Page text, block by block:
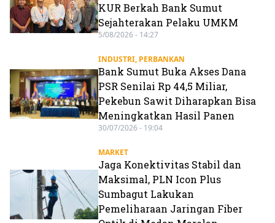
KUR Berkah Bank Sumut
Sejahterakan Pelaku UMKM
5/08/2026 - 14:27
INDUSTRI, PERBANKAN
Bank Sumut Buka Akses Dana
PSR Senilai Rp 44,5 Miliar,
Pekebun Sawit Diharapkan Bisa
Meningkatkan Hasil Panen
30/07/2026 - 19:04
MARKET
Jaga Konektivitas Stabil dan
Maksimal, PLN Icon Plus
Sumbagut Lakukan
Pemeliharaan Jaringan Fiber